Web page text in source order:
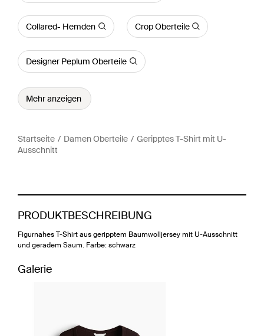
Collared- Hemden Crop Oberteile
Designer Peplum Oberteile
Mehr anzeigen
Startseite Damen Oberteile
Geripptes T-Shirt mit U-
Ausschnitt
PRODUKTBESCHREIBUNG
Figurnahes T-Shirt aus geripptem Baumwolljersey mit U-Ausschnitt
und geradem Saum. Farbe: schwarz
Galerie